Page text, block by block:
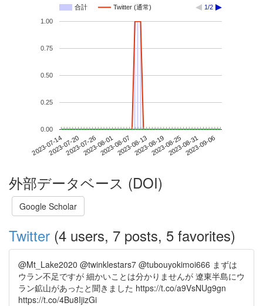
合計 Twitter (通常) 1/2
2023-07-142023-07-202023-07-262023-08-012023-08-072023-08-132023-08-192023-08-252023-08-312023-09-06
0.00
0.25
0.50
0.75
1.00
外部データベース (DOI)
Google Scholar
Twitter (4 users, 7 posts, 5 favorites)
@Mt_Lake2020 @twinklestars7 @tubouyokimoi666 まずは
ウラン不足ですが 細かいことは分かりませんが 遼東半島にウ
ラン鉱山があったと聞きました https://t.co/a9VsNUg9gn
https://t.co/4Bu8IjizGi